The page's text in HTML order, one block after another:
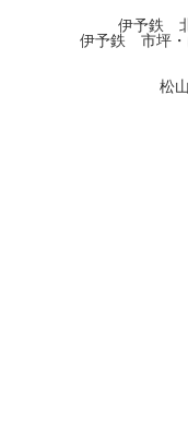
伊予鉄
伊予鉄 市坪
松